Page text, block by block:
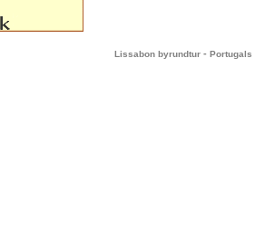
Lissabon byrundtur - Portugals